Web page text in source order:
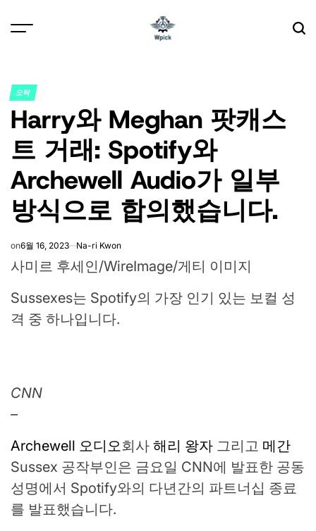
POSTED
IN
오락
Harry와 Meghan 팟캐스
트 거래: Spotify와
Archewell Audio가 일부
방식으로 합의했습니다.
on6월 16, 2023 Na-ri Kwon
사미르 후세인/WireImage/게티 이미지
Sussexes는 Spotify의 가장 인기 있는 보컬 성
격 중 하나입니다.
CNN
–
Archewell 오디오회사 해리 왕자 그리고 메간
Sussex 공작부인은 금요일 CNN에 발표한 공동
성명에서 Spotify와의 다년간의 파트너십 종료
를 발표했습니다.